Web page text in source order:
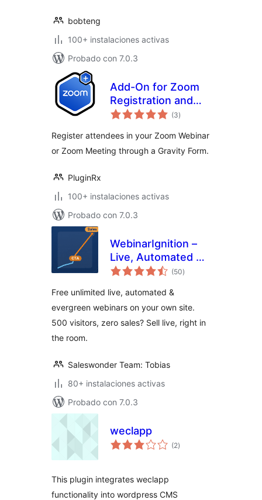
bobteng
100+ instalaciones activas
Probado con 7.0.3
Add-On for Zoom
Registration and
Gravity Forms
(3valoraciones
en
)
Register attendees in your Zoom Webinar
or Zoom Meeting through a Gravity Form.
PluginRx
100+ instalaciones activas
Probado con 7.0.3
WebinarIgnition –
Live, Automated &
Evergreen Webinar
WooCommerce
(50valoraciones
en
)
Free unlimited live, automated &
evergreen webinars on your own site.
500 visitors, zero sales? Sell live, right in
the room.
Saleswonder Team: Tobias
80+ instalaciones activas
Probado con 7.0.3
weclapp
(2valoraciones
en
)
This plugin integrates weclapp
functionality into wordpress CMS